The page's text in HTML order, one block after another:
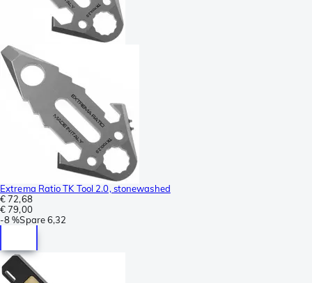
Extrema Ratio TK Tool 2.0, stonewashed
€ 72,68
€ 79,00
-8 %Spare6,32